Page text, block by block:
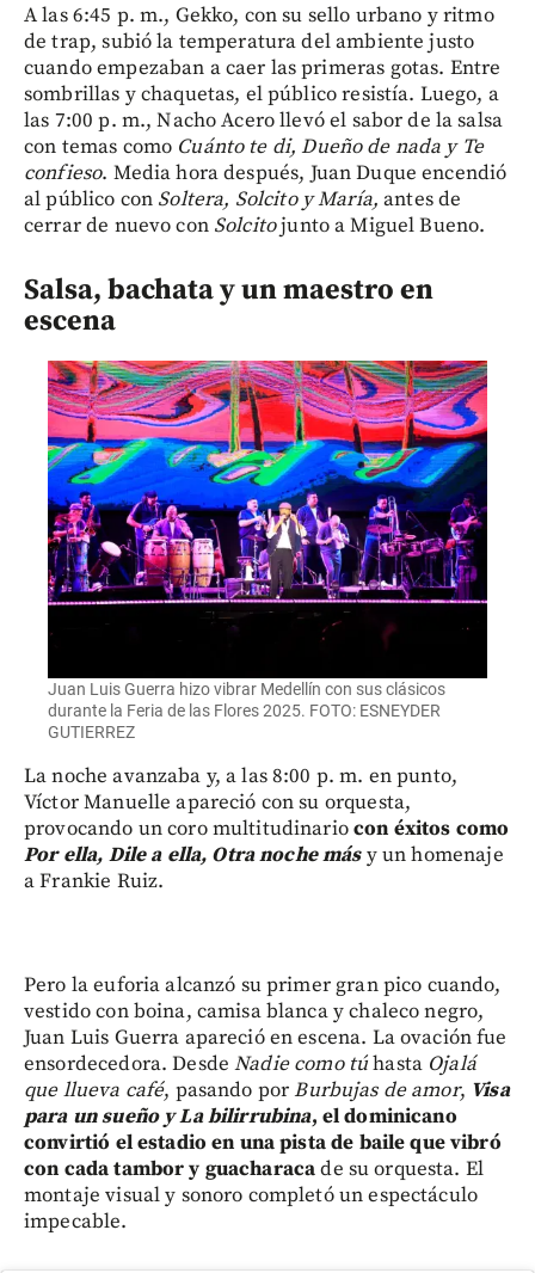
A las 6:45 p. m., Gekko, con su sello urbano y ritmo
de trap, subió la temperatura del ambiente justo
cuando empezaban a caer las primeras gotas. Entre
sombrillas y chaquetas, el público resistía. Luego, a
las 7:00 p. m., Nacho Acero llevó el sabor de la salsa
con temas como Cuánto te di, Dueño de nada y Te
confieso. Media hora después, Juan Duque encendió
al público con Soltera, Solcito y María, antes de
cerrar de nuevo con Solcitojunto a Miguel Bueno.
Salsa, bachata y un maestro en
escena
Juan Luis Guerra hizo vibrar Medellín con sus clásicos
durante la Feria de las Flores 2025. FOTO: ESNEYDER
GUTIERREZ
La noche avanzaba y, a las 8:00 p. m. en punto,
Víctor Manuelle apareció con su orquesta,
provocando un coro multitudinariocon éxitos como
Por ella, Dile a ella, Otra noche más y un homenaje
a Frankie Ruiz.
Pero la euforia alcanzó su primer gran pico cuando,
vestido con boina, camisa blanca y chaleco negro,
Juan Luis Guerra apareció en escena. La ovación fue
ensordecedora. Desde Nadie como túhasta Ojalá
que llueva café, pasando porBurbujas de amor, Visa
para un sueño y La bilirrubina, el dominicano
convirtió el estadio en una pista de baile que vibró
con cada tambor y guacharacade su orquesta. El
montaje visual y sonoro completó un espectáculo
impecable.